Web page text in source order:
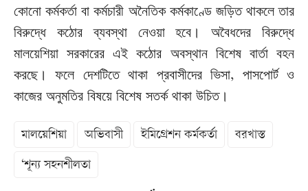
কোনো কর্মকর্তা বা কর্মচারী অনৈতিক কর্মকাণ্ডে জড়িত থাকলে তার
বিরুদ্ধে
কঠোর ব্যবস্থা নেওয়া হবে। অবৈধদের
বিরুদ্ধে
মালয়েশিয়া সরকারের এই কঠোর অবস্থান বিশেষ বার্তা বহন
করছে।
ফলে দেশটিতে থাকা প্রবাসীদের ভিসা, পাসপোর্ট ও
কাজের অনুমতির বিষয়ে বিশেষ সতর্ক থাকা উচিত।
মালয়েশিয়া অভিবাসী ইমিগ্রেশন কর্মকর্তা বরখাস্ত
‘শূন্য সহনশীলতা